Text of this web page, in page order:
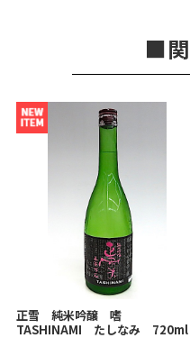
正雪 純米吟醸 嗜
TASHINAMI たしなみ 720ml